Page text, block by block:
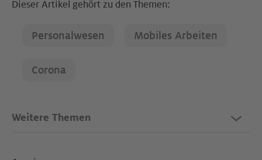
Dieser Artikel gehört zu den Themen:
Personalwesen Mobiles Arbeiten
Corona
Weitere Themen